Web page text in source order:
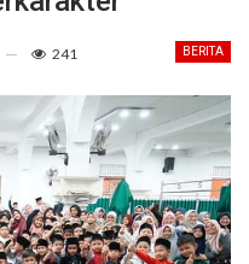
BERITA
241